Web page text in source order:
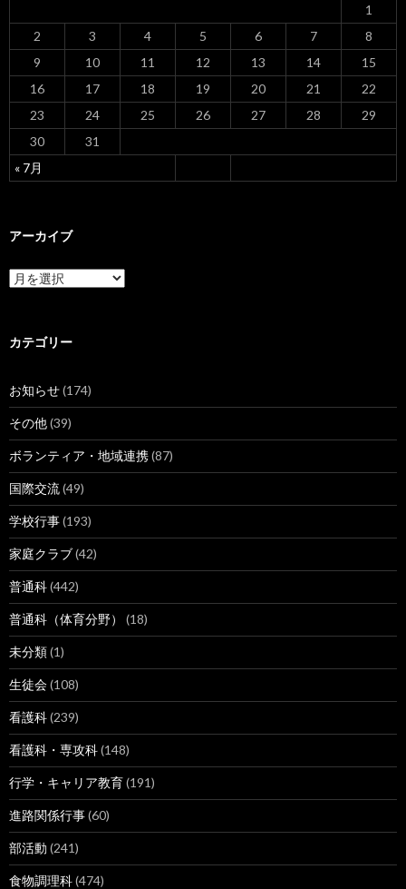
ン
« 7月
1
2
3 4 5 6 7
8
9
10 11 12 13 14
15
16
17 18 19 20 21
22
23
24 25 26 27 28
29
30
31
アーカイブ
ア
ー
ブ
カテゴリー
お知らせ(174)
その他(39)
ボランティア・地域連携(87)
国際交流(49)
学校行事(193)
家庭クラブ(42)
普通科(442)
普通科（体育分野） (18)
未分類(1)
生徒会(108)
看護科(239)
看護科・専攻科(148)
行学・キャリア教育(191)
進路関係行事(60)
部活動 (241)
食物調理科(474)